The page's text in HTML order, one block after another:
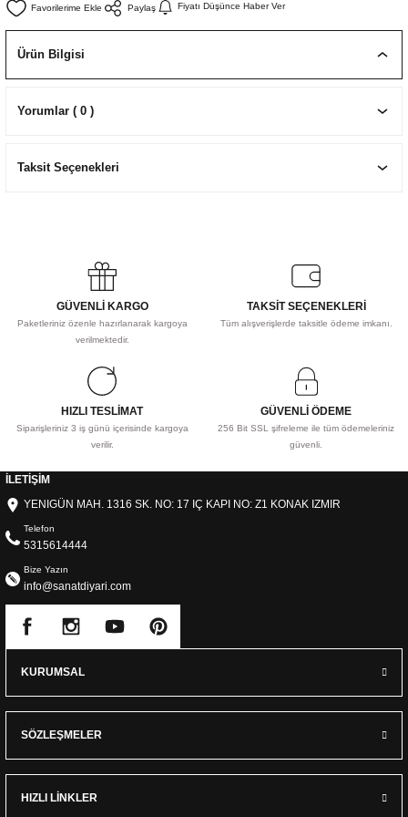
ÇİZİM SETLERİ
Paylaş Fiyatı Düşünce Haber Ver
Ürün Bilgisi
Yorumlar ( 0 )
Taksit Seçenekleri
GÜVENLİ KARGO
Paketleriniz özenle hazırlanarak kargoya
verilmektedir.
TAKSİT SEÇENEKLERİ
Tüm alışverişlerde taksitle ödeme imkanı.
HIZLI TESLİMAT
Siparişleriniz 3 iş günü içerisinde kargoya
verilir.
GÜVENLİ ÖDEME
256 Bit SSL şifreleme ile tüm ödemeleriniz
güvenli.
İLETİŞİM
YENIGÜN MAH. 1316 SK. NO: 17 IÇ KAPI NO: Z1 KONAK IZMIR
Telefon
5315614444
Bize Yazın
info@sanatdiyari.com
KURUMSAL
SÖZLEŞMELER
HIZLI LİNKLER